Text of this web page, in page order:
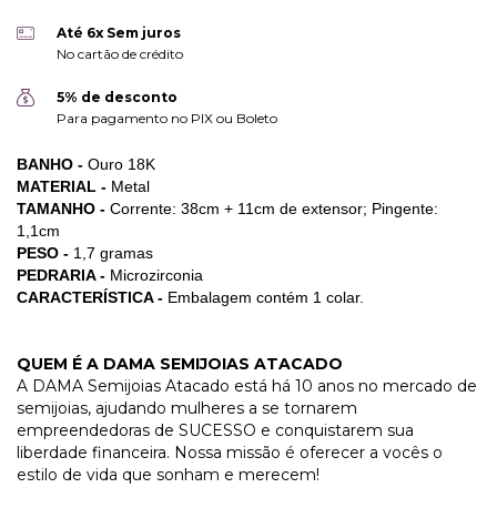
Até 6x Sem juros
No cartão de crédito
5% de desconto
Para pagamento no PIX ou Boleto
BANHO - Ouro 18K
MATERIAL - Metal
TAMANHO - Corrente: 38cm + 11cm de extensor; Pingente:
1,1cm
PESO - 1,7 gramas
PEDRARIA - Microzirconia
CARACTERÍSTICA - Embalagem contém 1 colar.
QUEM É A DAMA SEMIJOIAS ATACADO
A DAMA Semijoias Atacado está há 10 anos no mercado de
semijoias, ajudando mulheres a se tornarem
empreendedoras de SUCESSO e conquistarem sua
liberdade financeira. Nossa missão é oferecer a vocês o
estilo de vida que sonham e merecem!